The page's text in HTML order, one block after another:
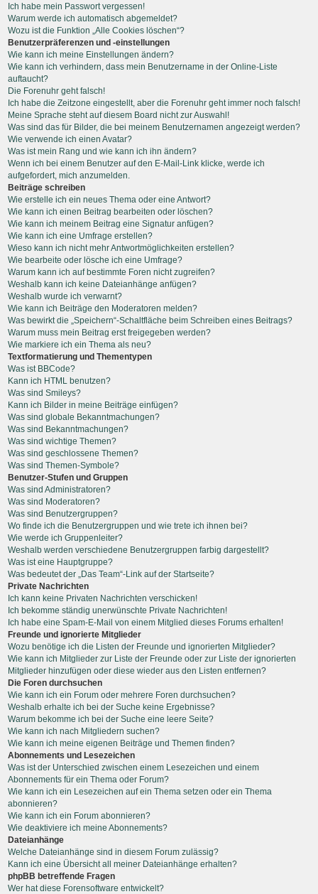
Ich habe mein Passwort vergessen!
Warum werde ich automatisch abgemeldet?
Wozu ist die Funktion „Alle Cookies löschen“?
Benutzerpräferenzen und -einstellungen
Wie kann ich meine Einstellungen ändern?
Wie kann ich verhindern, dass mein Benutzername in der Online-Liste
auftaucht?
Die Forenuhr geht falsch!
Ich habe die Zeitzone eingestellt, aber die Forenuhr geht immer noch falsch!
Meine Sprache steht auf diesem Board nicht zur Auswahl!
Was sind das für Bilder, die bei meinem Benutzernamen angezeigt werden?
Wie verwende ich einen Avatar?
Was ist mein Rang und wie kann ich ihn ändern?
Wenn ich bei einem Benutzer auf den E-Mail-Link klicke, werde ich
aufgefordert, mich anzumelden.
Beiträge schreiben
Wie erstelle ich ein neues Thema oder eine Antwort?
Wie kann ich einen Beitrag bearbeiten oder löschen?
Wie kann ich meinem Beitrag eine Signatur anfügen?
Wie kann ich eine Umfrage erstellen?
Wieso kann ich nicht mehr Antwortmöglichkeiten erstellen?
Wie bearbeite oder lösche ich eine Umfrage?
Warum kann ich auf bestimmte Foren nicht zugreifen?
Weshalb kann ich keine Dateianhänge anfügen?
Weshalb wurde ich verwarnt?
Wie kann ich Beiträge den Moderatoren melden?
Was bewirkt die „Speichern“-Schaltfläche beim Schreiben eines Beitrags?
Warum muss mein Beitrag erst freigegeben werden?
Wie markiere ich ein Thema als neu?
Textformatierung und Thementypen
Was ist BBCode?
Kann ich HTML benutzen?
Was sind Smileys?
Kann ich Bilder in meine Beiträge einfügen?
Was sind globale Bekanntmachungen?
Was sind Bekanntmachungen?
Was sind wichtige Themen?
Was sind geschlossene Themen?
Was sind Themen-Symbole?
Benutzer-Stufen und Gruppen
Was sind Administratoren?
Was sind Moderatoren?
Was sind Benutzergruppen?
Wo finde ich die Benutzergruppen und wie trete ich ihnen bei?
Wie werde ich Gruppenleiter?
Weshalb werden verschiedene Benutzergruppen farbig dargestellt?
Was ist eine Hauptgruppe?
Was bedeutet der „Das Team“-Link auf der Startseite?
Private Nachrichten
Ich kann keine Privaten Nachrichten verschicken!
Ich bekomme ständig unerwünschte Private Nachrichten!
Ich habe eine Spam-E-Mail von einem Mitglied dieses Forums erhalten!
Freunde und ignorierte Mitglieder
Wozu benötige ich die Listen der Freunde und ignorierten Mitglieder?
Wie kann ich Mitglieder zur Liste der Freunde oder zur Liste der ignorierten
Mitglieder hinzufügen oder diese wieder aus den Listen entfernen?
Die Foren durchsuchen
Wie kann ich ein Forum oder mehrere Foren durchsuchen?
Weshalb erhalte ich bei der Suche keine Ergebnisse?
Warum bekomme ich bei der Suche eine leere Seite?
Wie kann ich nach Mitgliedern suchen?
Wie kann ich meine eigenen Beiträge und Themen finden?
Abonnements und Lesezeichen
Was ist der Unterschied zwischen einem Lesezeichen und einem
Abonnements für ein Thema oder Forum?
Wie kann ich ein Lesezeichen auf ein Thema setzen oder ein Thema
abonnieren?
Wie kann ich ein Forum abonnieren?
Wie deaktiviere ich meine Abonnements?
Dateianhänge
Welche Dateianhänge sind in diesem Forum zulässig?
Kann ich eine Übersicht all meiner Dateianhänge erhalten?
phpBB betreffende Fragen
Wer hat diese Forensoftware entwickelt?